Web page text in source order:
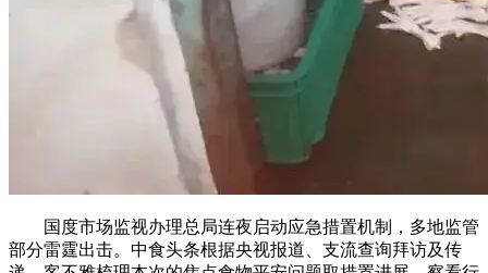
国度市场监视办理总局连夜启动应急措置机制，多地监管
部分雷霆出击。中食头条根据央视报道、支流查询拜访及传